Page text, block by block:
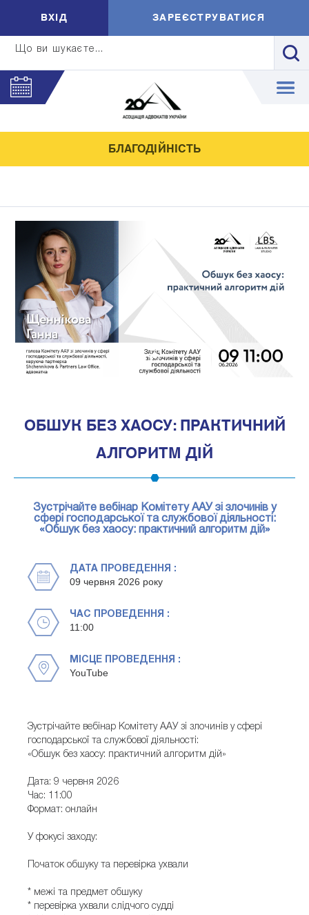
Що ви шукаєте...
ВXIД ЗАРЕЄСТРУВАТИСЯ
БЛАГОДІЙНІСТЬ
1
ОБШУК БЕЗ ХАОСУ: ПРАКТИЧНИЙ
АЛГОРИТМ ДІЙ
Зустрічайте вебінар Комітету ААУ зі злочинів у
сфері господарської та службової діяльності:
«Обшук без хаосу: практичний алгоритм дій»
ДАТА ПРОВЕДЕННЯ :
09 червня 2026 року
ЧАС ПРОВЕДЕННЯ :
11:00
МІСЦЕ ПРОВЕДЕННЯ :
YouTube
Зустрічайте вебінар Комітету ААУ зі злочинів у сфері
господарської та службової діяльності:
«Обшук без хаосу: практичний алгоритм дій»
Дата: 9 червня 2026
Час: 11:00
Формат: онлайн
У фокусі заходу:
Початок обшуку та перевірка ухвали
* межі та предмет обшуку
* перевірка ухвали слідчого судді